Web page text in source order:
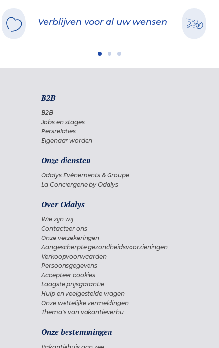
Verblijven voor al uw wensen
B2B
B2B
Jobs en stages
Persrelaties
Eigenaar worden
Onze diensten
Odalys Evènements & Groupe
La Conciergerie by Odalys
Over Odalys
Wie zijn wij
Contacteer ons
Onze verzekeringen
Aangescherpte gezondheidsvoorzieningen
Verkoopvoorwaarden
Persoonsgegevens
Accepteer cookies
Laagste prijsgarantie
Hulp en veelgestelde vragen
Onze wettelijke vermeldingen
Thema's van vakantieverhu
Onze bestemmingen